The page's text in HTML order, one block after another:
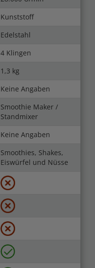
Kunststoff
Edelstahl
4 Klingen
1,3 kg
Keine Angaben
Smoothie Maker /
Standmixer
Keine Angaben
Smoothies, Shakes,
Eiswürfel und Nüsse